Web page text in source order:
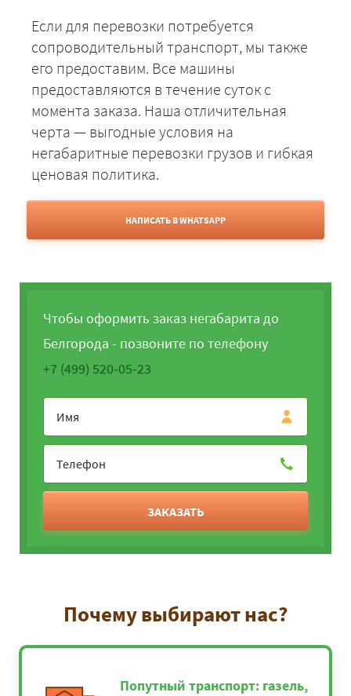
Если для перевозки потребуется
сопроводительный транспорт, мы также
его предоставим. Все машины
предоставляются в течение суток с
момента заказа. Наша отличительная
черта — выгодные условия на
негабаритные перевозки грузов и гибкая
ценовая политика.
НАПИСАТЬ В WHATSAPP
Чтобы оформить заказ негабарита до
Белгорода - позвоните по телефону
+7 (499) 520-05-23
ЗАКАЗАТЬ
Почему выбирают нас?
Попутный транспорт: газель,